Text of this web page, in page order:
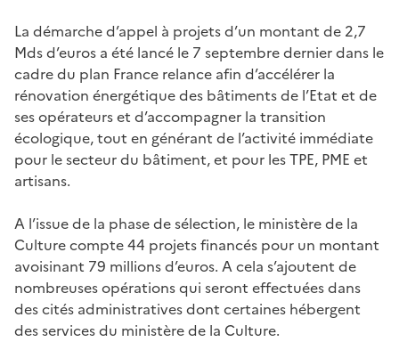
La démarche d’appel à projets d’un montant de 2,7
Mds d’euros a été lancé le 7 septembre dernier dans le
cadre du plan France relance afin d’accélérer la
rénovation énergétique des bâtiments de l’Etat et de
ses opérateurs et d’accompagner la transition
écologique, tout en générant de l’activité immédiate
pour le secteur du bâtiment, et pour les TPE, PME et
artisans.
A l’issue de la phase de sélection, le ministère de la
Culture compte 44 projets financés pour un montant
avoisinant 79 millions d’euros. A cela s’ajoutent de
nombreuses opérations qui seront effectuées dans
des cités administratives dont certaines hébergent
des services du ministère de la Culture.